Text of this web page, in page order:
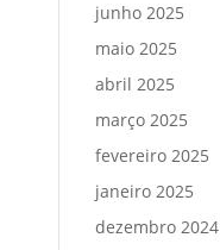
junho 2025
maio 2025
abril 2025
março 2025
fevereiro 2025
janeiro 2025
dezembro 2024